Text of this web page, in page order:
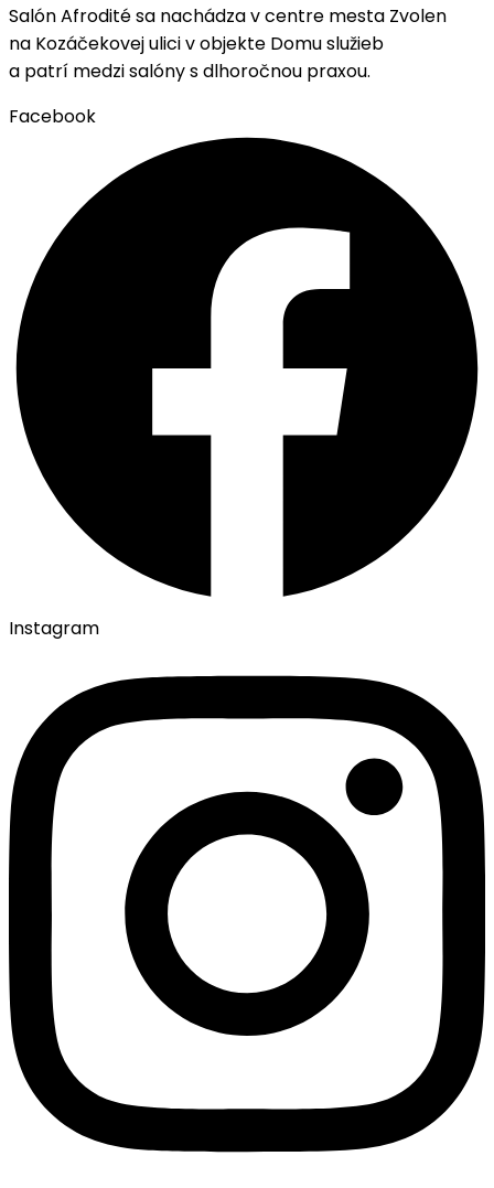
Salón Afrodité sa nachádzav centre mesta Zvolen
na Kozáčekovej ulici v objekte Domu služieb
a patrí medzi salóny s dlhoročnou praxou.
Facebook
Instagram